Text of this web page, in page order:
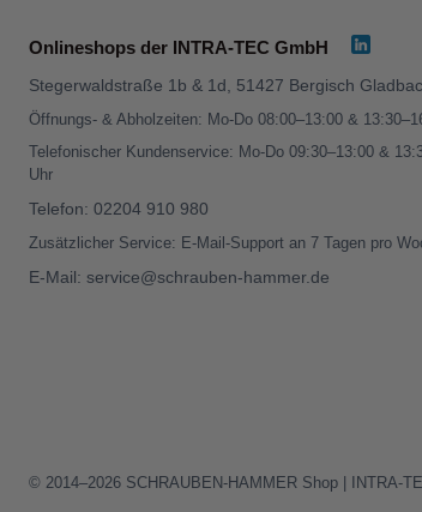
Onlineshops der INTRA-TEC GmbH
Stegerwaldstraße 1b & 1d, 51427 Bergisch
Öffnungs- & Abholzeiten: Mo-Do 08:00–13:00 &
Telefonischer Kundenservice: Mo-Do 09:30–13:00 &
Uhr
Telefon: 02204 910 980
Zusätzlicher Service: E-Mail-Support an 7 Tagen pro
E-Mail: service@schrauben-hammer.de
© 2014–2026 SCHRAUBEN-HAMMER Shop | INTRA-